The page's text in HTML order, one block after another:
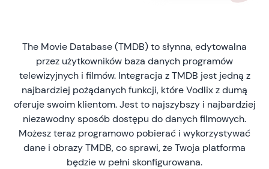
The Movie Database (TMDB) to słynna, edytowalna
przez użytkowników baza danych programów
telewizyjnych i filmów. Integracja z TMDB jest jedną z
najbardziej pożądanych funkcji, które Vodlix z dumą
oferuje swoim klientom. Jest to najszybszy i najbardziej
niezawodny sposób dostępu do danych filmowych.
Możesz teraz programowo pobierać i wykorzystywać
dane i obrazy TMDB, co sprawi, że Twoja platforma
będzie w pełni skonfigurowana.